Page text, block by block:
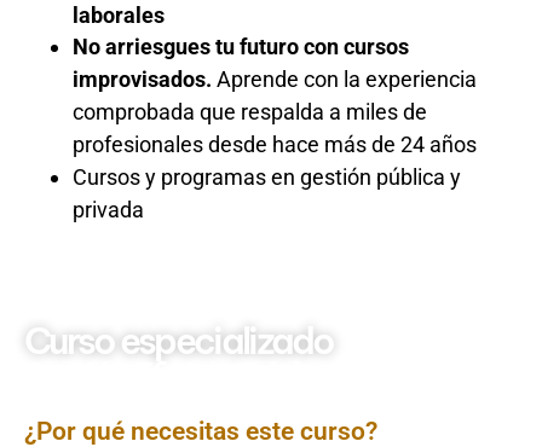
laborales
No arriesgues tu futuro con cursos
improvisados. Aprende con la experiencia
comprobada que respalda a miles de
profesionales desde hace más de 24 años
Cursos y programas en gestión pública y
privada
Curso especializado
¿Por qué necesitas este curso?